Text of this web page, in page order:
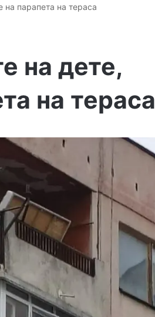
на парапета на тераса
на дете,
на тераса